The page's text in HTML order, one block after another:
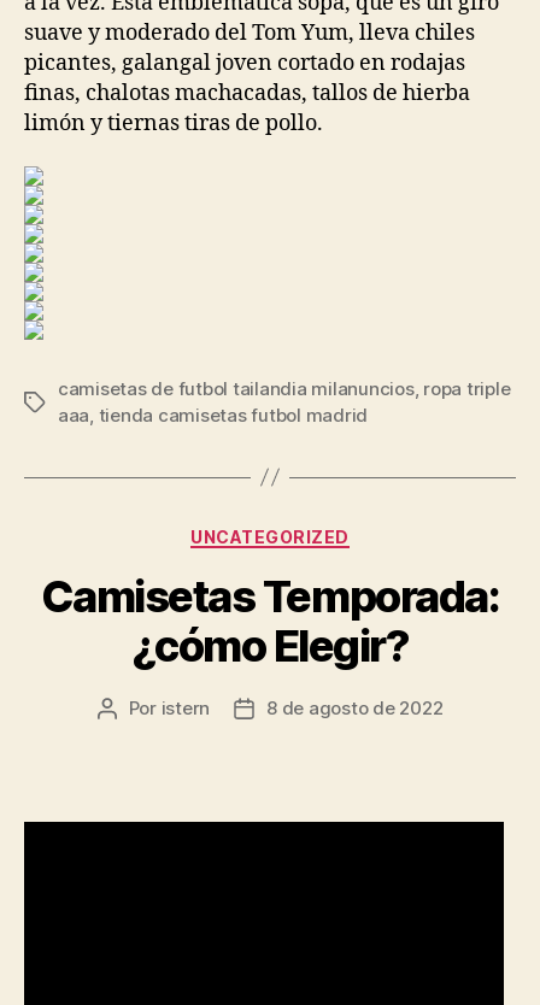
suave y moderado del Tom Yum, lleva chiles
picantes, galangal joven cortado en rodajas
finas, chalotas machacadas, tallos de hierba
limón y tiernas tiras de pollo.
Etiquetas
camisetas de futbol tailandia milanuncios, ropa triple
aaa tienda camisetas futbol madrid
Categorías
UNCATEGORIZED
Camisetas Temporada:
¿cómo Elegir?
Autor
Por istern
Fecha8 de agosto de 2022